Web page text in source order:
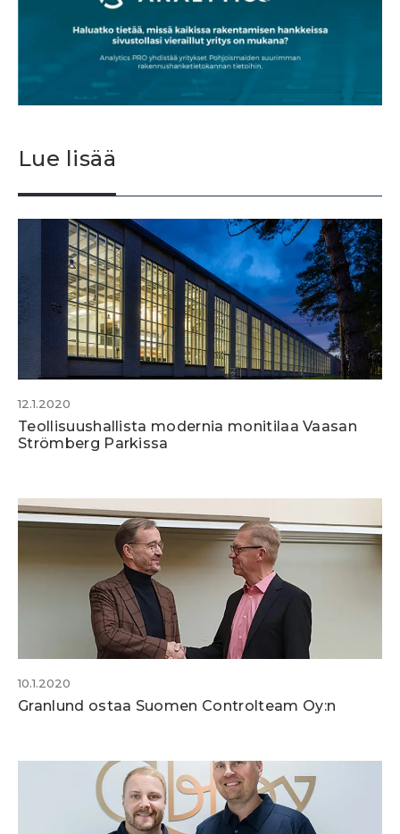
Lue lisää
12.1.2020
Teollisuushallista modernia monitilaa Vaasan
Strömberg Parkissa
10.1.2020
Granlund ostaa Suomen Controlteam Oy:n